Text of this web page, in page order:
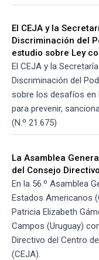
El CEJA y la
Discriminación del
estudio sobre Ley
El CEJA y la
Discriminación del
sobre los desafíos en
para prevenir,
(N.º 21.675)
La Asamblea
del Consejo
En la 56.º Asamblea
Estados Americanos
Patricia Elizabeth
Campos (Uruguay)
Directivo del Centro
(CEJA).